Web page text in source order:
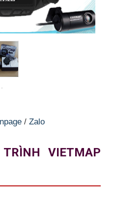
/ Zalo
VIETMAP